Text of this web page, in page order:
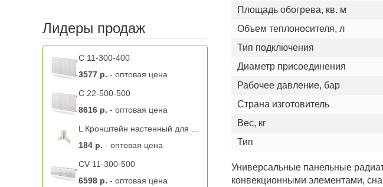
Площадь обогрева, кв. м
Объем теплоносителя, л
Тип подключения
Диаметр присоединения
Рабочее давление, бар
Страна изготовитель
Вес, кг
Тип
Универсальные панельные
конвекционными элементами,
Лидеры продаж
C 11-300-400
3577 р. - оптовая цена
C 22-500-500
8616 р. - оптовая цена
184 р. - оптовая цена
CV 11-300-500
6598 р. - оптовая цена